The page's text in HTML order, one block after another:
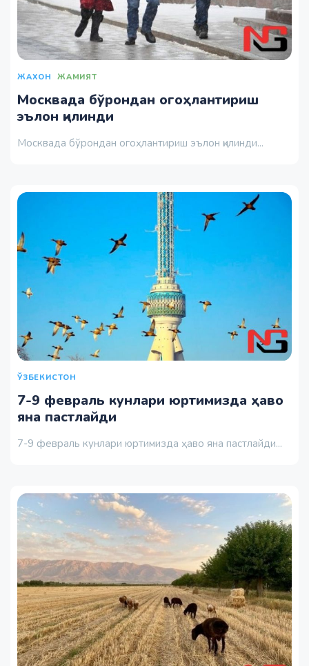
ЖАХОН ЖАМИЯТ
Москвада бўрондан огоҳлантириш
эълон қилинди
Москвада бўрондан огоҳлантириш эълон қилинди...
ЎЗБЕКИСТОН
7-9 февраль кунлари юртимизда ҳаво
яна пастлайди
7-9 февраль кунлари юртимизда ҳаво яна пастлайди...